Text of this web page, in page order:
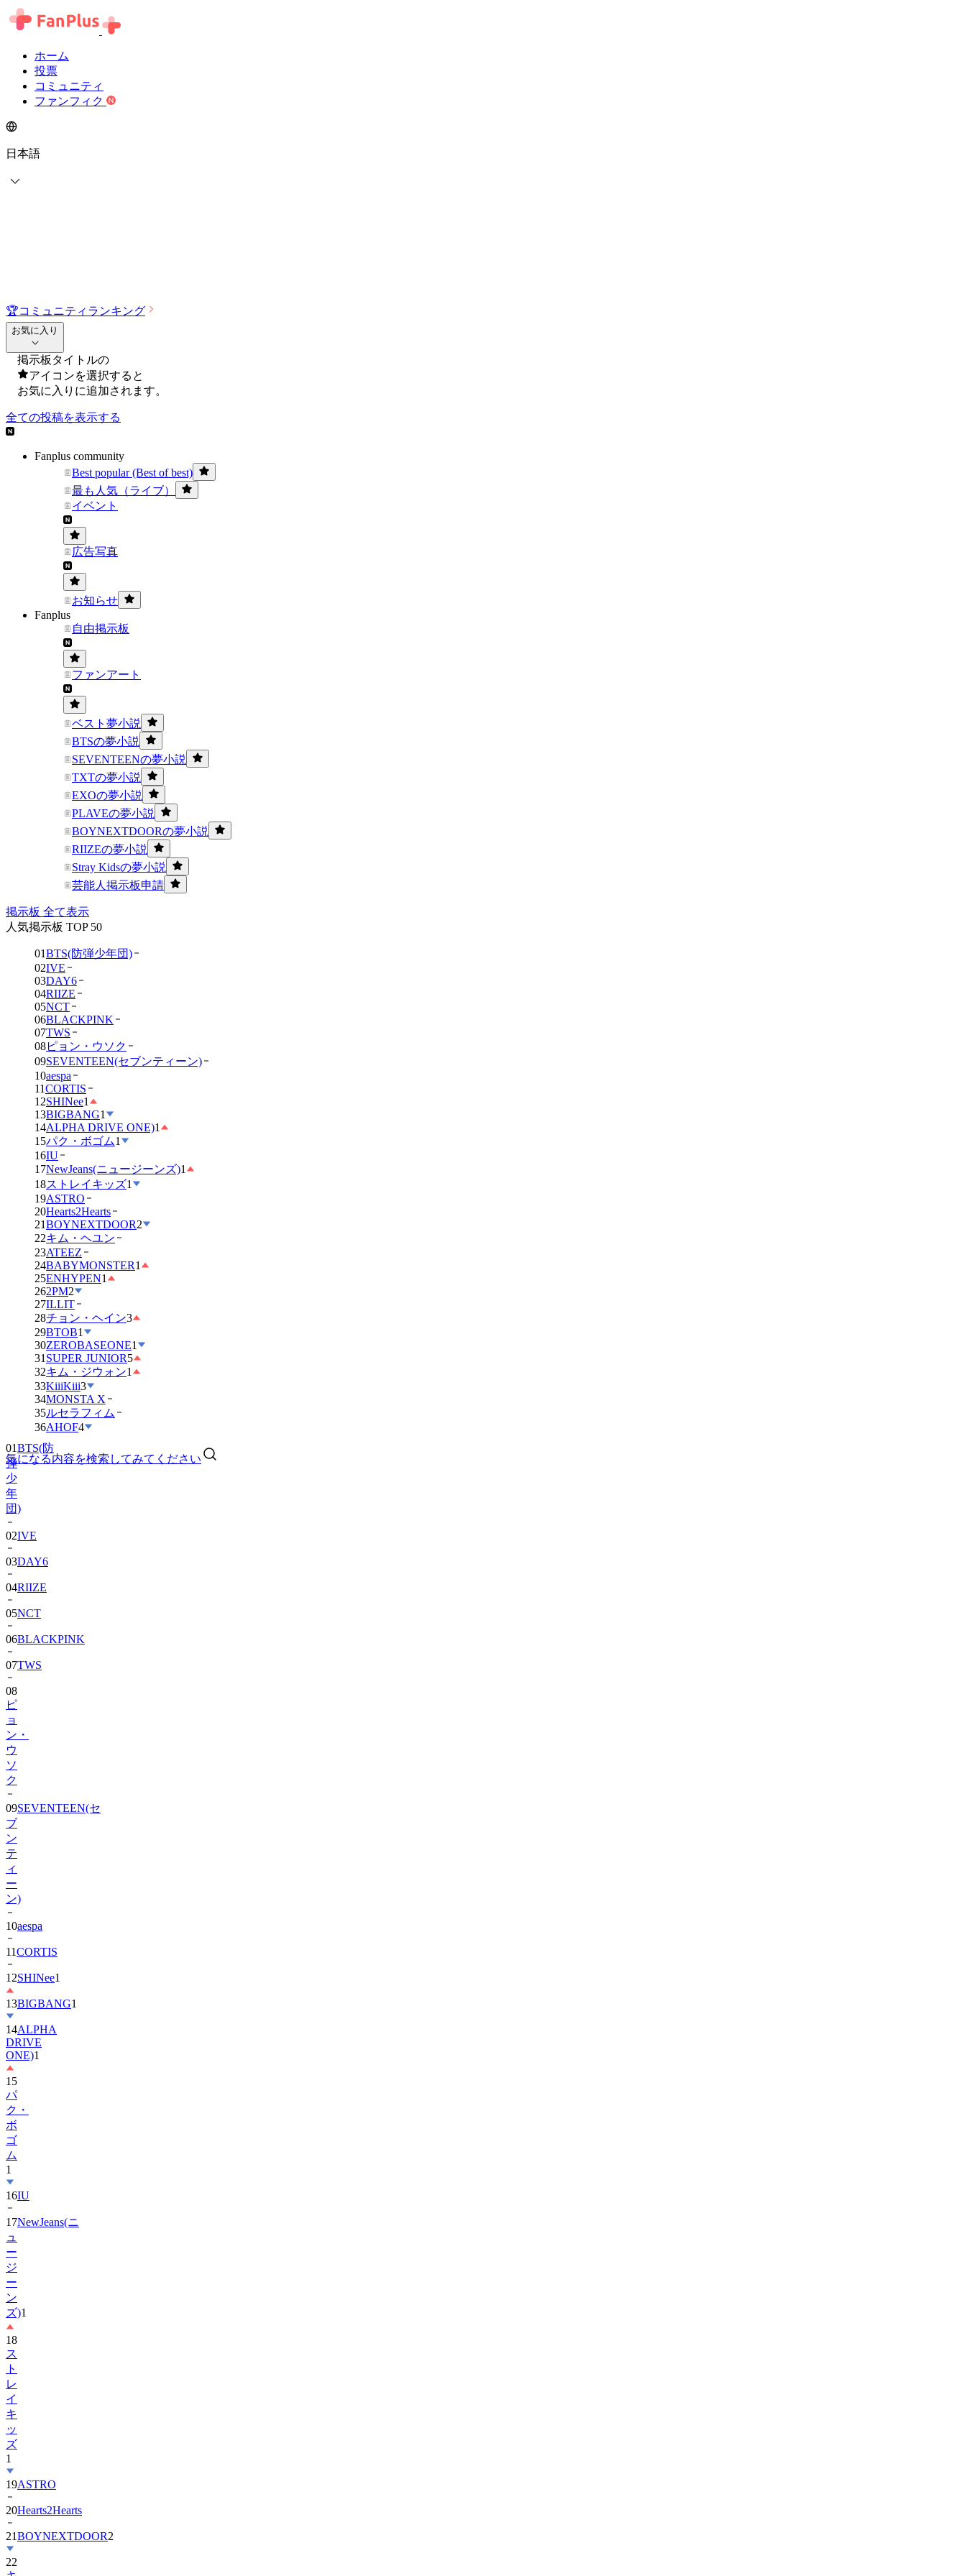
ホーム
投票
コミュニティ
ファンフィク
日本語
🏆コミュニティランキング
お気に入り
掲示板タイトルの
アイコンを選択すると
お気に入りに追加されます。
全ての投稿を表示する
Fanplus community
Best popular (Best of best)
最も人気（ライブ）
イベント
広告写真
お知らせ
Fanplus
自由掲示板
ファンアート
ベスト夢小説
BTSの夢小説
SEVENTEENの夢小説
TXTの夢小説
EXOの夢小説
PLAVEの夢小説
BOYNEXTDOORの夢小説
RIIZEの夢小説
Stray Kidsの夢小説
芸能人掲示板申請
掲示板 全て表示
人気掲示板 TOP 50
01BTS(防弾少年団)
02IVE
03DAY6
04RIIZE
05NCT
06BLACKPINK
07TWS
08ピョン・ウソク
09SEVENTEEN(セブンティーン)
10aespa
11CORTIS
12SHINee1
13BIGBANG1
14ALPHA DRIVE ONE)1
15パク・ボゴム1
16IU
17NewJeans(ニュージーンズ)1
18ストレイキッズ1
19ASTRO
20Hearts2Hearts
21BOYNEXTDOOR2
22キム・ヘユン
23ATEEZ
24BABYMONSTER1
25ENHYPEN1
262PM2
27ILLIT
28チョン・ヘイン3
29BTOB1
30ZEROBASEONE1
31 SUPER JUNIOR5
32キム・ジウォン1
33KiiiKiii3
34MONSTA X
35ルセラフィム
36AHOF4
気になる内容を検索してみてください
BTS(防
少
年
団)
02 IVE
03DAY6
04RIIZE
05NCT
06BLACKPINK
07TWS
08
ピ
ョ
ン・
ウ
ソ
ク
09
ブ
ン
テ
ィ
ー
ン)
10aespa
11CORTIS
12SHINee1
13BIGBANG
14ALPHA
DRIVE
ONE)1
15
パ
ク・
ボ
ゴ
ム
1
16
17NewJeans(ニ
ュ
ー
ジ
ー
ン
ズ)
18
ス
ト
レ
イ
キ
ッ
ズ
1
19
20Hearts2Hearts
21BOYNEXTDOOR
22
キ
ム・